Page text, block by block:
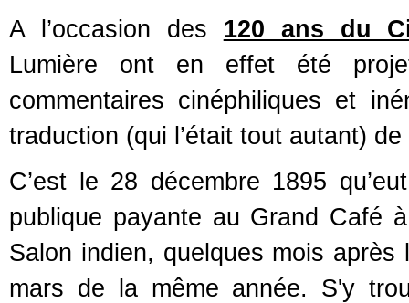
A l’occasion des 120 ans du
Lumière ont en effet été
commentaires cinéphiliques et
traduction (qui l’était tout autant)
C’est le 28 décembre 1895
publique payante au Grand Café
Salon indien, quelques mois
mars de la même année. S'y